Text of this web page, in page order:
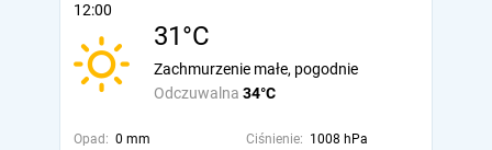
12:00
31°C
Odczuwalna 34°C
Zachmurzenie małe, pogodnie
Opad: 0 mm Ciśnienie: 1008 hPa